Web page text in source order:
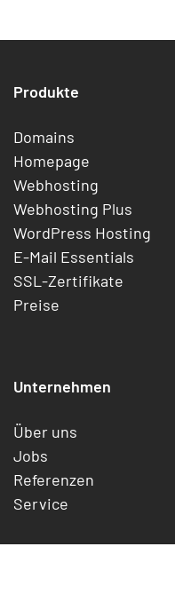
Produkte
Domains
Homepage
Webhosting
Webhosting Plus
WordPress Hosting
E-Mail Essentials
SSL-Zertifikate
Preise
Unternehmen
Über uns
Jobs
Referenzen
Service